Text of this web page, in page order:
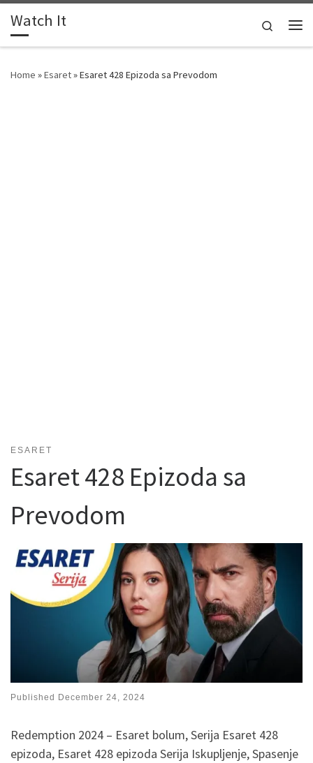
Skip to content
Watch It
Search
Home »Esaret»Esaret 428 Epizoda sa Prevodom
ESARET
Esaret 428 Epizoda sa
Prevodom
Published December 24, 2024
Redemption 2024 – Esaret bolum, Serija Esaret 428
epizoda, Esaret 428 epizoda Serija Iskupljenje, Spasenje